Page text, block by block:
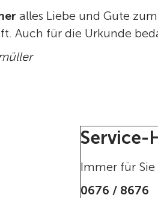
alles Liebe und Gute
Auch für die Urkunde
Service-
Immer für
0676 / 8676